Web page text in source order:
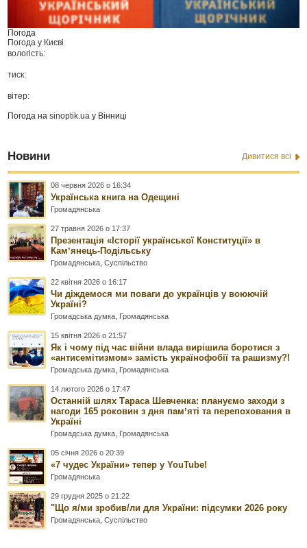
Погода
Погода у Києві
вологість:
тиск:
вітер:
Погода наsinoptik.ua у Вінниці
Новини Дивитися всі
08 червня 2026 о 16:34
Українська книга на Одещині
Громадянська
27 травня 2026 о 17:37
Презентація «Історії української Конституції» в
Камʼянець-Подільську
Громадянська ,Суспільство
22 квітня 2026 о 16:17
Чи діждемося ми поваги до українців у воюючій
Україні?
Громадська думка Громадянська
15 квітня 2026 о 21:57
Як і чому під час війни влада вирішила боротися з
«антисемітизмом» замість українофобії та рашизму?!
Громадська думка Громадянська
14 лютого 2026 о 17:47
Останній шлях Тараса Шевченка: плануємо заходи з
нагоди 165 роковин з дня памʼяті та перепоховання в
Україні
Громадська думка Громадянська
05 січня 2026 о 20:39
«7 чудес України» тепер у YouTube!
Громадянська
29 грудня 2025 о 21:22
"Що я/ми зробив/ли для України: підсумки 2026 року
Громадянська ,Суспільство